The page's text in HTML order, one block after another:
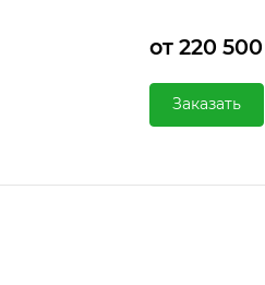
от 220
Заказать